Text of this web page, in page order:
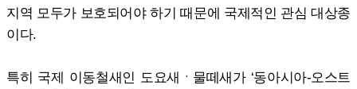
지역 모두가 보호되어야 하기 때문에 국제적인 관심 대상종
이다.
특히 국제 이동철새인 도요새ㆍ물떼새가 ‘동아시아-오스트